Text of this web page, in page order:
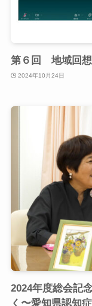
第６回 地域回想
2024年10月24日
2024年度総会記
く〜愛知県認知